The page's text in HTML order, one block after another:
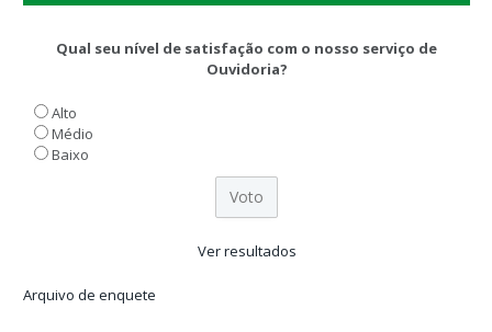
Qual seu nível de satisfação com o nosso serviço de
Ouvidoria?
Alto
Médio
Baixo
Ver resultados
Arquivo de enquete